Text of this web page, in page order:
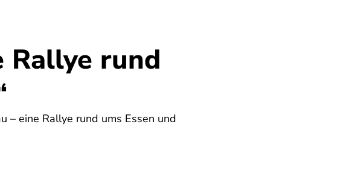
Rallye rund
– eine Rallye rund ums Essen und